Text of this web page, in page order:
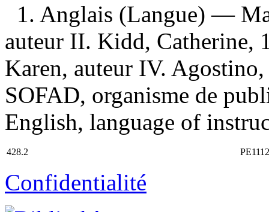
1. Anglais (Langue) —
auteur II. Kidd, Catherine,
Karen, auteur IV.
SOFAD, organisme de
English, language of
428.2 PE1112
Confidentialité